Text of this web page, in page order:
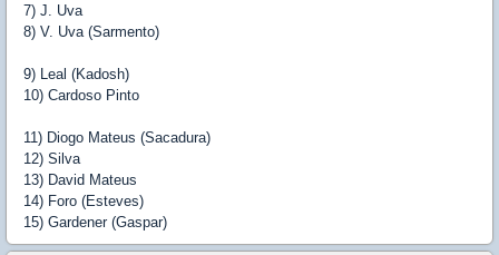
7) J. Uva
8) V. Uva (Sarmento)
9) Leal (Kadosh)
10) Cardoso Pinto
11) Diogo Mateus (Sacadura)
12) Silva
13) David Mateus
14) Foro (Esteves)
15) Gardener (Gaspar)